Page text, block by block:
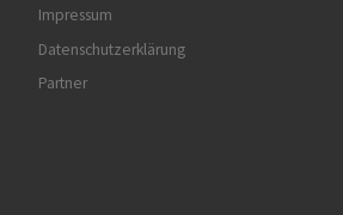
Impressum
Datenschutzerklärung
Partner